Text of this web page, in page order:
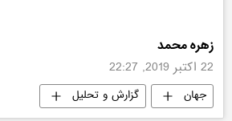
زهره محمد
22 اکتبر 2019, 22:27
جهان گزارش و تحلیل